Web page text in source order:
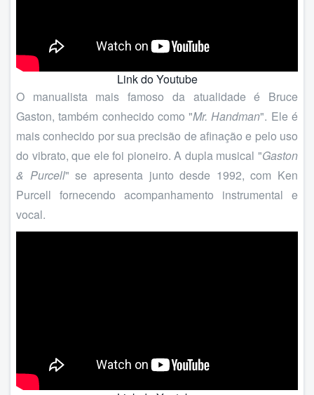
Link do Youtube
O manualista mais famoso da atualidade é Bruce
Gaston, também conhecido como "Mr. Handman". Ele é
mais conhecido por sua precisão de afinação e pelo uso
do vibrato, que ele foi pioneiro. A dupla musical "Gaston
& Purcell" se apresenta junto desde 1992, com Ken
Purcell fornecendo acompanhamento instrumental e
vocal.